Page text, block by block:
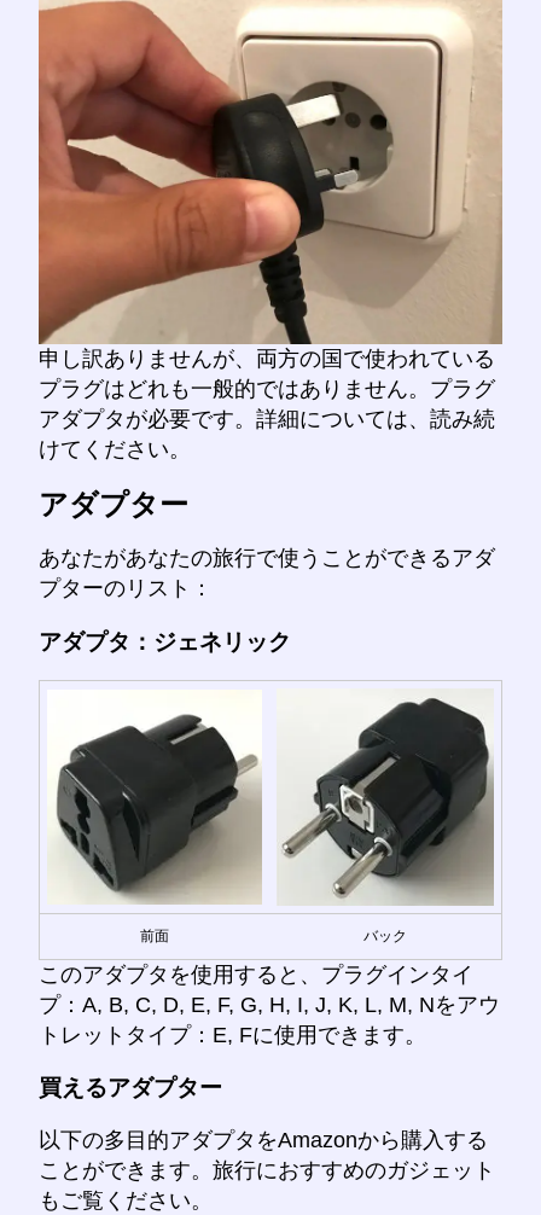
申し訳ありませんが、両方の国で使われている
プラグはどれも一般的ではありません。プラグ
アダプタが必要です。詳細については、読み続
けてください。
アダプター
あなたがあなたの旅行で使うことができるアダ
プターのリスト：
アダプタ：ジェネリック
前面 バック
このアダプタを使用すると、プラグインタイ
プ：A, B, C, D, E, F, G, H, I, J, K, L, M, Nをアウ
トレットタイプ：E, Fに使用できます。
買えるアダプター
以下の多目的アダプタをAmazonから購入する
ことができます。旅行におすすめのガジェット
もご覧ください。